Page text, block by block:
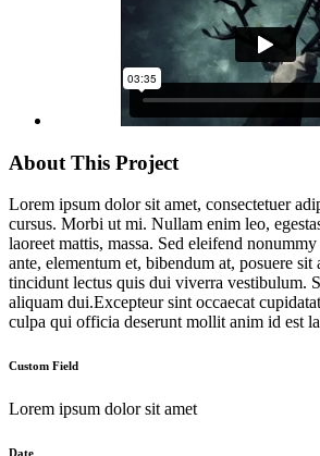
About This Project
Lorem ipsum dolor sit amet, consectetuer
cursus. Morbi ut mi. Nullam enim leo,
laoreet mattis, massa. Sed eleifend
ante, elementum et, bibendum at, posuere
tincidunt lectus quis dui viverra vestibulum.
aliquam dui.Excepteur sint occaecat
culpa qui officia deserunt mollit anim id est
Custom Field
Lorem ipsum dolor sit amet
Date